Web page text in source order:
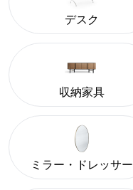
デスク
収納家具
ミラー・ドレッサー